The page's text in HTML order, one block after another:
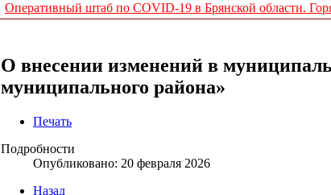
Оперативный штаб по COVID-19 в Брянской области.
О внесении изменений в
муниципального района»
Печать
Подробности
Опубликовано: 20 февраля 2026
Назад